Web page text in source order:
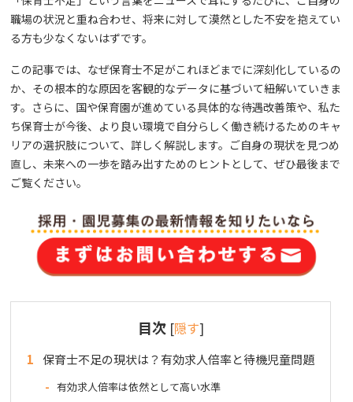
職場の状況と重ね合わせ、将来に対して漠然とした不安を抱えてい
る方も少なくないはずです。
この記事では、なぜ保育士不足がこれほどまでに深刻化しているの
か、その根本的な原因を客観的なデータに基づいて紐解いていきま
す。さらに、国や保育園が進めている具体的な待遇改善策や、私た
ち保育士が今後、より良い環境で自分らしく働き続けるためのキャ
リアの選択肢について、詳しく解説します。ご自身の現状を見つめ
直し、未来への一歩を踏み出すためのヒントとして、ぜひ最後まで
ご覧ください。
目次 [隠す]
1 保育士不足の現状は？有効求人倍率と待機児童問題
有効求人倍率は依然として高い水準